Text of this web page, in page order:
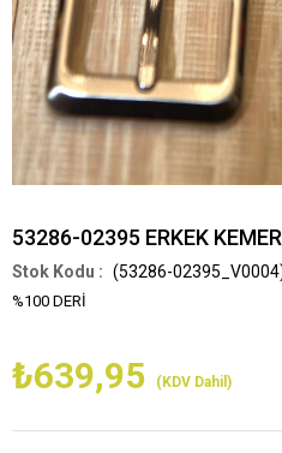
53286-02395 ERKEK
(53286-
%100 DERİ
₺639,95 (KDV Dahil)